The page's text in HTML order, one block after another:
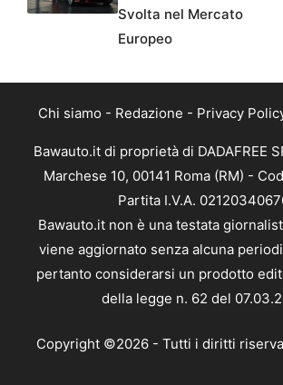
Svolta nel Mercato
Europeo
Chi siamo - Redazione - Privacy
Bawauto.it di proprietà di DADAFREE
Marchese 10, 00141 Roma (RM) -
Partita I.V.A.
Bawauto.it non è una testata
viene aggiornato senza alcuna
pertanto considerarsi un prodotto
della legge n. 62 del
Copyright ©2026 - Tutti i diritti